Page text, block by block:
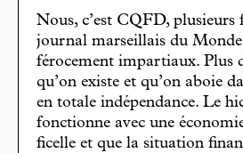
Nous, c’est CQFD, plusieurs
journal marseillais du Monde
férocement impartiaux. Plus
qu’on existe et qu’on aboie
en totale indépendance. Le
fonctionne avec une
ficelle et que la situation